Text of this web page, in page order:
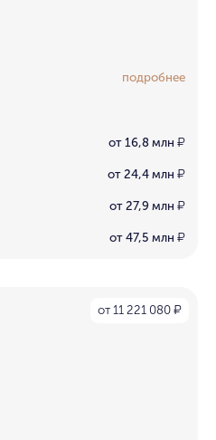
подробнее
от 16,8 млн ₽
от 24,4 млн ₽
от 27,9 млн ₽
от 47,5 млн ₽
от 11 221 080 ₽